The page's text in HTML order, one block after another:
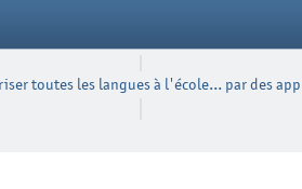
toutes les langues à l'école... par des